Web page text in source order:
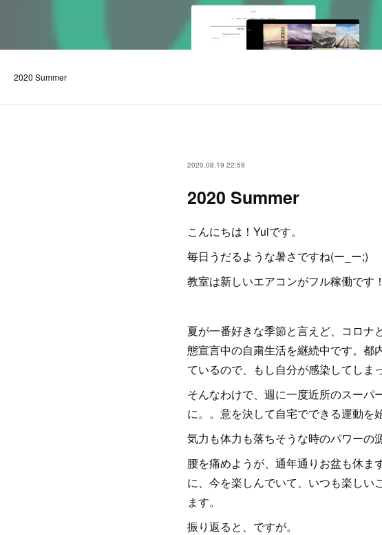
2020 Summer
2020.08.19 22:59
2020 Summer
こんにちは！Yuiです。
毎日うだるような暑さですね(ー_ー;)
教室は新しいエアコンがフル稼働です！
夏が一番好きな季節と言えど、コロ
態宣言中の自粛生活を継続中です。都
ているので、もし自分が感染してしま
そんなわけで、週に一度近所のスーパ
に。。意を決して自宅でできる運動を
気力も体力も落ちそうな時のパワーの
腰を痛めようが、通年通りお盆も休ま
に、今を楽しんでいて、いつも楽し
ます。
振り返ると、ですが。